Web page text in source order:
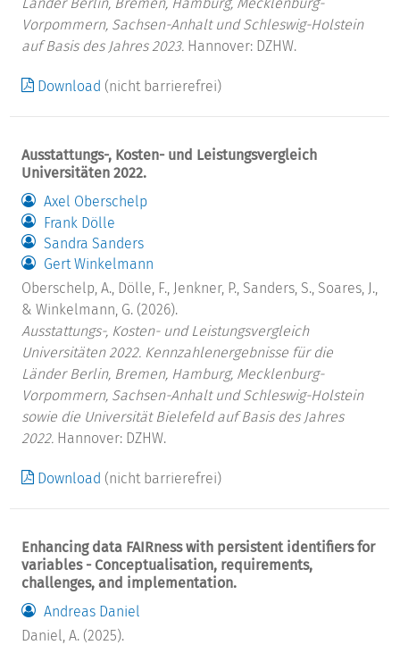
Vorpommern, Sachsen-Anhalt und Schleswig-Holstein
auf Basis des Jahres 2023. Hannover: DZHW.
Download (nicht barrierefrei)
Ausstattungs-, Kosten- und Leistungsvergleich
Universitäten 2022.
Axel Oberschelp
Frank Dölle
Sandra Sanders
Gert Winkelmann
Oberschelp, A., Dölle, F., Jenkner, P., Sanders, S., Soares, J.,
& Winkelmann, G. (2026).
Ausstattungs-, Kosten- und Leistungsvergleich
Universitäten 2022. Kennzahlenergebnisse für die
Länder Berlin, Bremen, Hamburg, Mecklenburg-
Vorpommern, Sachsen-Anhalt und Schleswig-Holstein
sowie die Universität Bielefeld auf Basis des Jahres
2022. Hannover: DZHW.
Download (nicht barrierefrei)
Enhancing data FAIRness with persistent identifiers for
variables - Conceptualisation, requirements,
challenges, and implementation.
Andreas Daniel
Daniel, A. (2025).